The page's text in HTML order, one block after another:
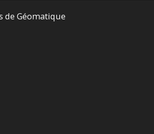
de Géomatique